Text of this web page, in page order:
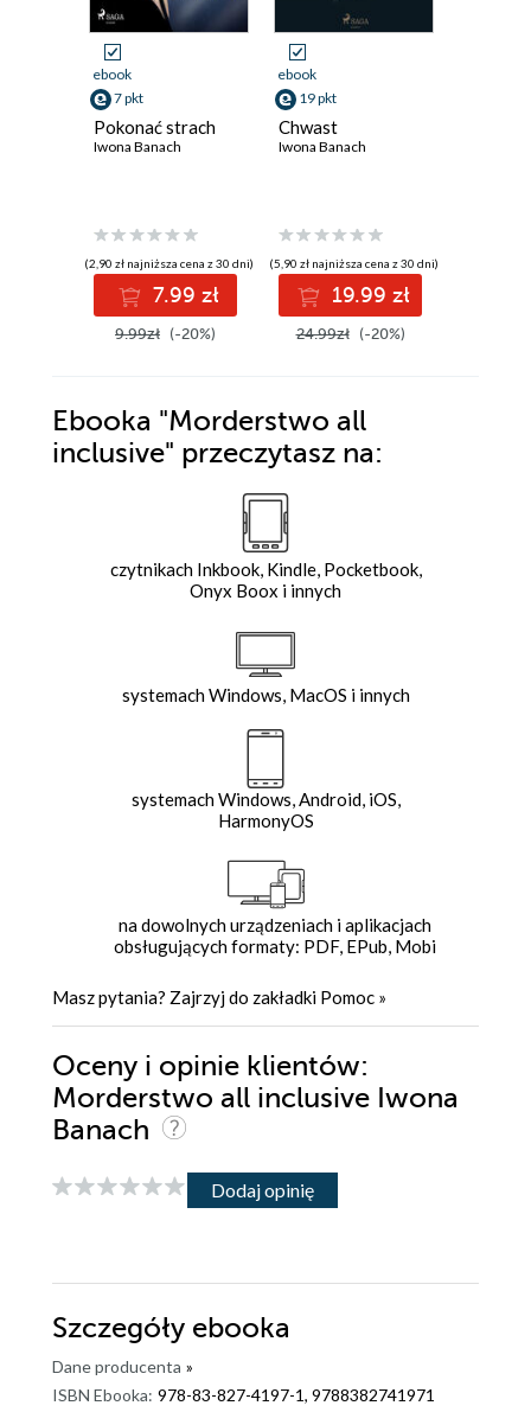
ebook
7 pkt
Pokonać strach
Iwona Banach
(2,90 zł najniższa cena z 30 dni)
7.99 zł
9.99zł (-20%)
ebook
19 pkt
Chwast
Iwona Banach
(5,90 zł najniższa cena z 30 dni)
19.99 zł
24.99zł (-20%)
Ebooka "Morderstwo all
inclusive" przeczytasz na:
czytnikach Inkbook, Kindle, Pocketbook,
Onyx Boox i innych
systemach Windows, MacOS i innych
systemach Windows, Android, iOS,
HarmonyOS
na dowolnych urządzeniach i aplikacjach
obsługujących formaty: PDF, EPub, Mobi
Masz pytania? Zajrzyj do zakładki Pomoc »
Oceny i opinie klientów:
Morderstwo all inclusive Iwona
Banach
Dodaj opinię
Szczegóły ebooka
Dane producenta »
ISBN Ebooka: 978-83-827-4197-1, 9788382741971